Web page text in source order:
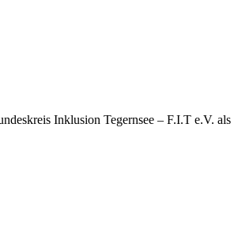
Inklusion Tegernsee – F.I.T e.V. als